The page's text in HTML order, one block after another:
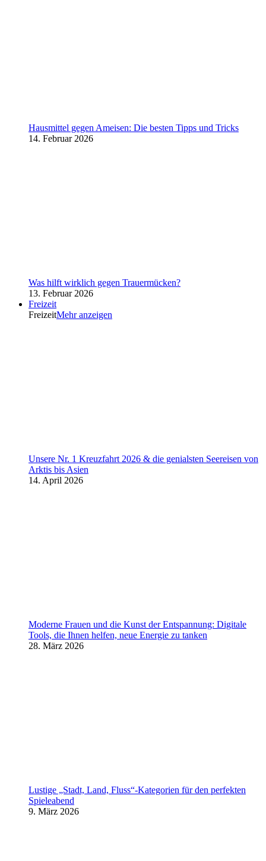
Hausmittel gegen Ameisen: Die besten Tipps und Tricks
14. Februar 2026
Was hilft wirklich gegen Trauermücken?
13. Februar 2026
Freizeit
FreizeitMehr anzeigen
Unsere Nr. 1 Kreuzfahrt 2026 & die genialsten Seereisen von
Arktis bis Asien
14. April 2026
Moderne Frauen und die Kunst der Entspannung: Digitale
Tools, die Ihnen helfen, neue Energie zu tanken
28. März 2026
Lustige „Stadt, Land, Fluss“-Kategorien für den perfekten
Spieleabend
9. März 2026